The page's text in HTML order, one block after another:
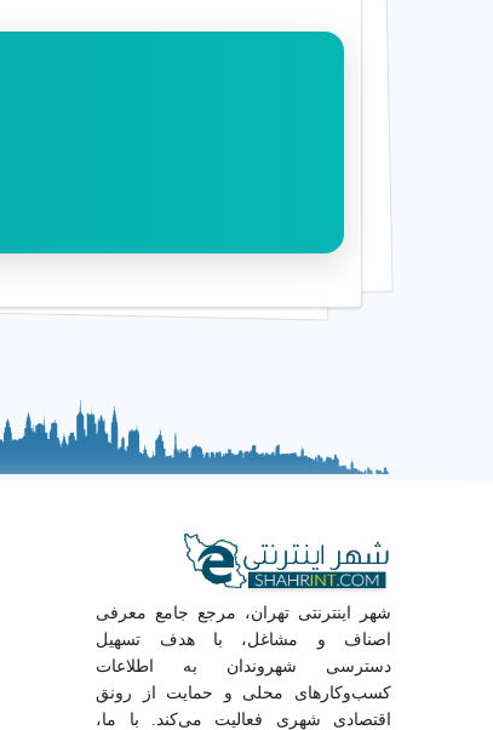
شهر اینترنتی تهران، مرجع جامع معرفی
اصناف و مشاغل، با هدف تسهیل
دسترسی شهروندان به اطلاعات
کسب‌وکارهای محلی و حمایت از رونق
اقتصادی شهری فعالیت می‌کند. با ما،